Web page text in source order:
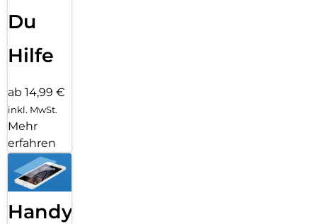
Du
Hilfe
ab 14,99 €
inkl. MwSt.
Mehr
erfahren
Handy